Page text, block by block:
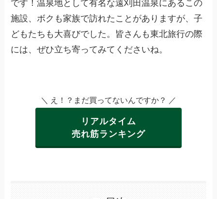
施設、ボクも家族で訪れたことがありますが、子
どもたちも大喜びでした。皆さんも東北旅行の際
には、ぜひ立ち寄ってみてくださいね。
＼ え！？まだ買ってないんですか？ ／
リアルタイム
売れ筋ランキング